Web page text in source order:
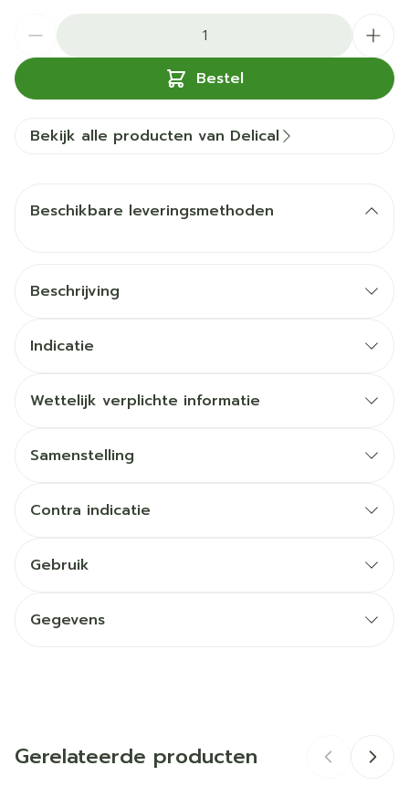
Bestel
Bekijk alle producten van Delical
Beschikbare leveringsmethoden
Beschrijving
Indicatie
Wettelijk verplichte informatie
Samenstelling
Contra indicatie
Gebruik
Gegevens
Merken Delical
Gerelateerde producten